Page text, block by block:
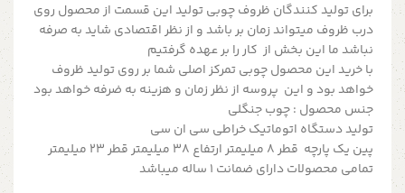
برای تولید کنندگان ظروف چوبی تولید این قسمت از محصول روی
درب ظروف میتواند زمان بر باشد و از نظر اقتصادی شاید به صرفه
نباشد ما این بخش از کار را بر عهده گرفتیم
با خرید این محصول چوبی تمرکز اصلی شما بر روی تولید ظروف
خواهد بود و این پروسه از نظر زمان و هزینه به ضرفه خواهد بود
جنس محصول : چوب جنگلی
تولید دستگاه اتوماتیک خراطی سی ان سی
پین یک پارچه قطر 8 میلیمتر ارتفاع 38 میلیمتر قطر 23 میلیمتر
تمامی محصولات دارای ضمانت ۱ ساله میباشد